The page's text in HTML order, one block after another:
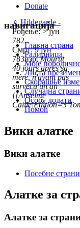
♀ Hildegarde -
Рођење: > јун
782,
Смрт: 9 јун
783изр,Mourut
40 jours aprés sa
mère, n'ayant pas
survécu un an
{{Anselme
Donate
навигација
Главна страна
Радионица
Моје
Листа
Скорашње
Случајна
Особу додати
Помоћ
Вики алатке
Вики алатке
Посебне
Алатке за
Алатке за